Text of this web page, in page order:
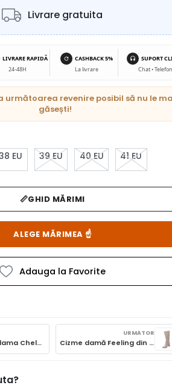
Livrare gratuita
LIVRARE RAPIDĂ
24-48H
CASHBACK 5%
La livrare
SUPORT
Chat • Telefon
următoarea revenire posibil să nu le
găsești!
EU 39 EU 40 EU 41 EU
📏GHID MĂRIMI
ALEGE MĂRIMEA ☝️
Adauga la Favorite
Cizme crem dama Chelsea Rieker Evolution, W1062-62
URMĂTOR
Cizme damă Feeling din piele naturală 24-257-001